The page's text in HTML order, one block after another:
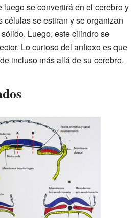
luego se convertirá en el cerebro y
células se estiran y se organizan
Luego, este cilindro se
Lo curioso del anfioxo es que
incluso más allá de su cerebro.